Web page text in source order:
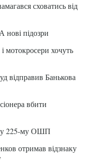
сховатись від
підозри
мотокросери хочуть
відправив Банькова
вбити
у 225-му ОШП
отримав відзнаку